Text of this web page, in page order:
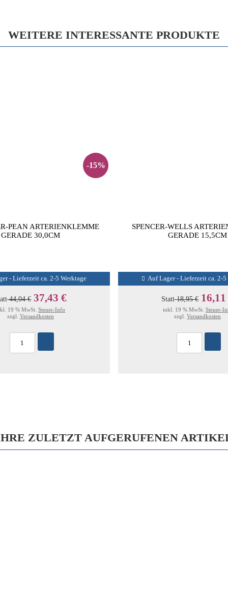
WEITERE INTERESSANTE PRODUKTE
-15%
PEAN ARTERIENKLEMME
GERADE 30,0CM
- Lieferzeit ca. 2-5 Werktage
44,04 € 37,43 €
19 % MwSt.Steuer-Info
zzgl. Versandkosten
SPENCER-WELLS
GERADE 15,5CM
Auf Lager - Lieferzeit ca. 2-5
Statt18,95 € 16,11
inkl. 19 % MwSt. Steuer-
zzgl.Versandkosten
ZULETZT AUFGERUFENEN